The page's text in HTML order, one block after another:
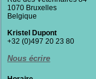
Pauvreté[1]
Palestine
Maltraitance[1]
Belgique
Logement
1070 Bruxelles
Belgique
Kristel Dupont
+32 (0)497 20 23 80
Nous écrire